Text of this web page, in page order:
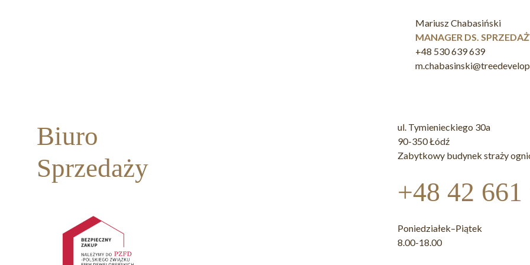
Mariusz Chabasiński
MANAGER DS.
+48 530 639 639
Biuro
Sprzedaży
ul. Tymienieckiego 30a
90-350 Łódź
Zabytkowy budynek straży
+48 42 661
Poniedziałek–Piątek
8.00-18.00